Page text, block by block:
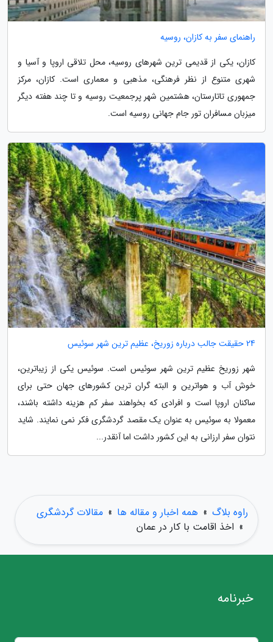
راهنمای سفر به کازان، روسیه
کازان، یکی از قدیمی ترین شهرهای روسیه، محل تلاقی اروپا و آسیا و
شهری متنوع از نظر فرهنگی، مذهبی و معماری است. کازان، مرکز
جمهوری تاتارستان، هشتمین شهر پرجمعیت روسیه و تا چند هفته دیگر
میزبان مسافران تور جام جهانی روسیه است.
24 حقیقت جالب درباره زوریخ، عظیم ترین شهر سوئیس
شهر زوریخ عظیم ترین شهر سوئیس است. سوئیس یکی از زیباترین،
خوش آب و هواترین و البته گران ترین کشورهای جهان حتی برای
ساکنان اروپا است و افرادی که بخواهند سفر کم هزینه داشته باشند،
معمولا به سوئیس به عنوان یک مقصد گردشگری فکر نمی نمایند. شاید
نتوان سفر ارزانی به این کشور داشت اما آنقدر...
راوه بلاگ » همه اخبار و مقاله ها » مقالات گردشگری
» اخذ اقامت با کار در عمان
خبرنامه